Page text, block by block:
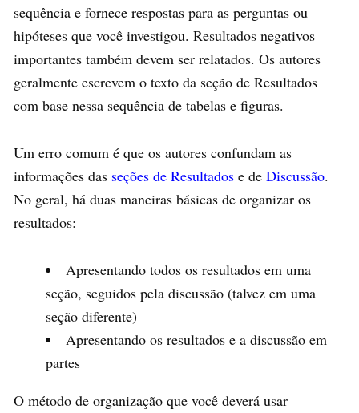
sequência e fornece respostas para as perguntas ou
hipóteses que você investigou. Resultados negativos
importantes também devem ser relatados. Os autores
geralmente escrevem o texto da seção de Resultados
com base nessa sequência de tabelas e figuras.
Um erro comum é que os autores confundam as
informações das seções de Resultados e de Discussão.
No geral, há duas maneiras básicas de organizar os
resultados:
Apresentando todos os resultados em uma
seção, seguidos pela discussão (talvez em uma
seção diferente)
Apresentando os resultados e a discussão em
partes
O método de organização que você deverá usar